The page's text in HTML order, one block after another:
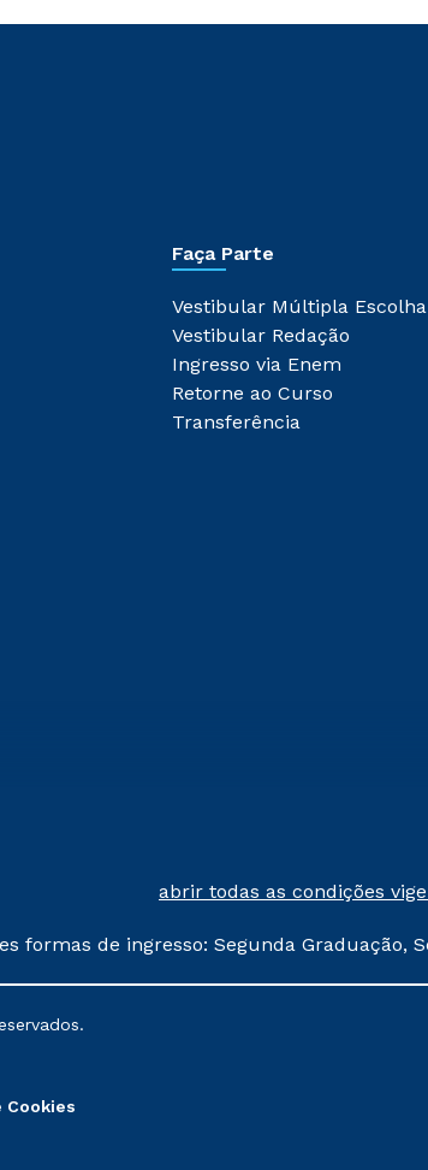
Faça Parte
Vestibular Múltipla Escolha
Vestibular Redação
Ingresso via Enem
Retorne ao Curso
Transferência
abrir todas as condições
formas de ingresso: Segunda Graduação,
sofrer alterações nos períodos de
Cookies